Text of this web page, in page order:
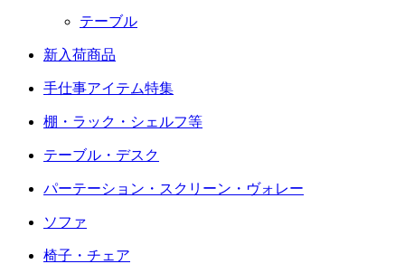
テーブル
新入荷商品
手仕事アイテム特集
棚・ラック・シェルフ等
テーブル・デスク
パーテーション・スクリーン・ヴォレー
ソファ
椅子・チェア